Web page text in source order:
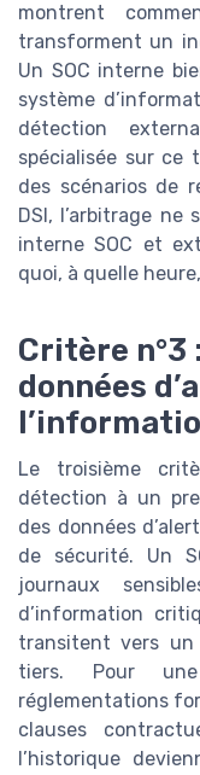
montrent
transforment un
Un SOC interne
système
détection
spécialisée sur ce
des scénarios de
DSI, l’arbitrage
interne SOC et
quoi, à quelle
Critère n°3
données
Le troisième
détection à un
des données
de sécurité. Un
journaux
d’information
transitent vers un
tiers. Pour
réglementations
clauses
l’historique